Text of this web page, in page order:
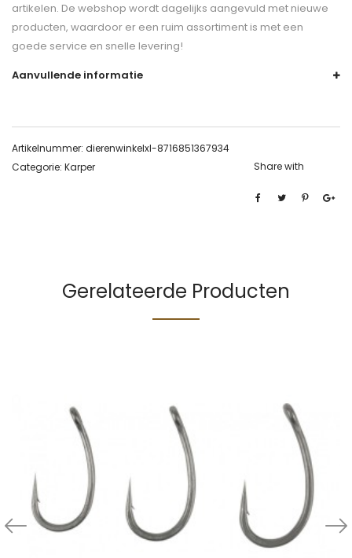
artikelen. De webshop wordt dagelijks aangevuld met nieuwe
producten, waardoor er een ruim assortiment is met een
goede service en snelle levering!
Aanvullende informatie
Artikelnummer: dierenwinkelxl-8716851367934
Categorie: Karper Share with
Gerelateerde Producten